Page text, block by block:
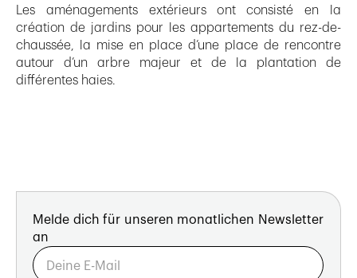
Les aménagements extérieurs ont consisté en la
création de jardins pour les appartements du rez-de-
chaussée, la mise en place d’une place de rencontre
autour d’un arbre majeur et de la plantation de
différentes haies.
Melde dich für unseren monatlichen Newsletter
an